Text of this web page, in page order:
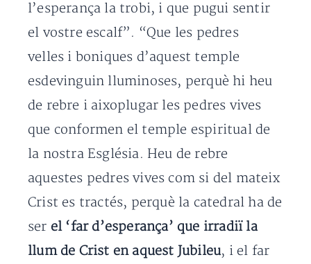
l’esperança la trobi, i que pugui sentir
el vostre escalf”. “Que les pedres
velles i boniques d’aquest temple
esdevinguin lluminoses, perquè hi heu
de rebre i aixoplugar les pedres vives
que conformen el temple espiritual de
la nostra Església. Heu de rebre
aquestes pedres vives com si del mateix
Crist es tractés, perquè la catedral ha de
ser el ‘far d’esperança’ que irradiï la
llum de Crist en aquest Jubileu, i el far